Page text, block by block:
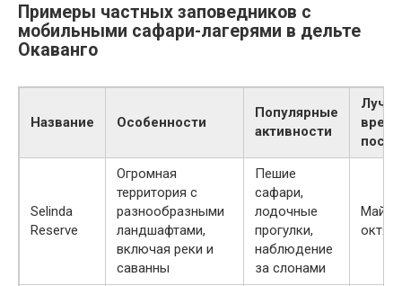
Примеры частных заповедников с
мобильными сафари-лагерями в дельте
Окаванго
Название Особенности
Популярные
активности
время
Selinda
Reserve
Огромная
территория с
разнообразными
ландшафтами,
включая реки и
саванны
Пешие
сафари,
лодочные
прогулки,
наблюдение
за слонами
Май —